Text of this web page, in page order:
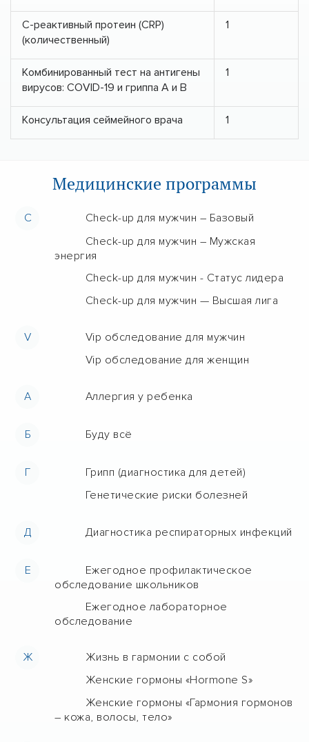
С-реактивный протеин (CRP)
(количественный)
1
Комбинированный тест на антигены
вирусов: COVID-19 и гриппа А и В
1
Консультация сеймейного врача 1
Медицинские программы
C
Check-up для мужчин – Базовый
Check-up для мужчин – Мужская
энергия
Check-up для мужчин - Статус лидера
Check-up для мужчин — Высшая лига
V
Vip обследование для мужчин
Vip обследование для женщин
А Аллергия у ребенка
Б Буду всё
Г
Грипп (диагностика для детей)
Генетические риски болезней
Д Диагностика респираторных инфекций
Е
Ежегодное профилактическое
обследование школьников
Ежегодное лабораторное
обследование
Ж
Жизнь в гармонии с собой
Женские гормоны «Hormone S»
Женские гормоны «Гармония гормонов
– кожа, волосы, тело»